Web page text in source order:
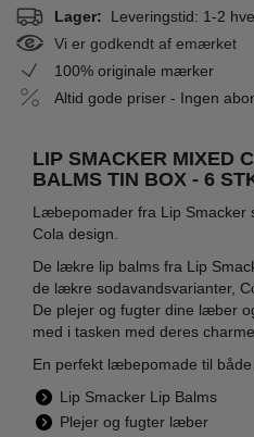
Lager: Leveringstid: 1-2
Vi er godkendt af emærket
100% originale mærker
Altid gode priser - Ingen
LIP SMACKER MIXED
BALMS TIN BOX - 6
Læbepomader fra Lip Smacker
Cola design.
De lækre lip balms fra Lip
de lækre sodavandsvarianter,
De plejer og fugter dine læber
med i tasken med deres
En perfekt læbepomade til både
Lip Smacker Lip Balms
Plejer og fugter læber